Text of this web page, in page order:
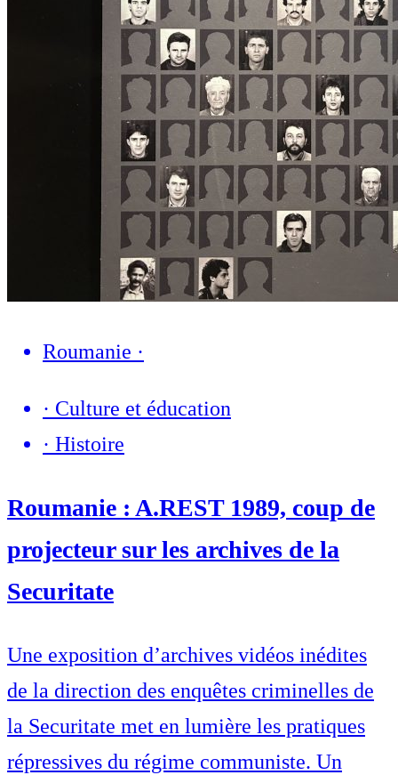
Roumanie ·
· Culture et éducation
· Histoire
Roumanie : A.REST 1989, coup de
projecteur sur les archives de la
Securitate
Une exposition d’archives vidéos inédites
de la direction des enquêtes criminelles de
la Securitate met en lumière les pratiques
répressives du régime communiste. Un